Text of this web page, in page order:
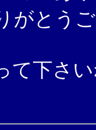
がとう
て下さ